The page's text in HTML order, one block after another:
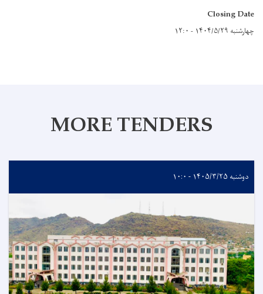
Closing Date
چهارشنبه ۱۴۰۴/۵/۲۹ - ۱۲:۰
MORE TENDERS
دوشنبه ۱۴۰۵/۳/۲۵ - ۱۰:۰